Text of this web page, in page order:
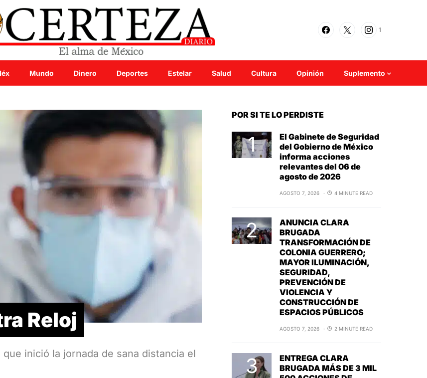
1
Mundo Dinero Deportes Estelar Salud Cultura Opinión Suplemento
Reloj
inició la jornada de sana distancia el
POR SI TE LO PERDISTE
El Gabinete de Seguridad
del Gobierno de México
informa acciones
relevantes del 06 de
agosto de 2026
AGOSTO 7, 2026 4 MINUTE READ
ANUNCIA CLARA
BRUGADA
TRANSFORMACIÓN DE
COLONIA GUERRERO;
MAYOR ILUMINACIÓN,
SEGURIDAD,
PREVENCIÓN DE
VIOLENCIA Y
CONSTRUCCIÓN DE
ESPACIOS PÚBLICOS
AGOSTO 7, 2026 2 MINUTE READ
ENTREGA CLARA
BRUGADA MÁS DE 3 MIL